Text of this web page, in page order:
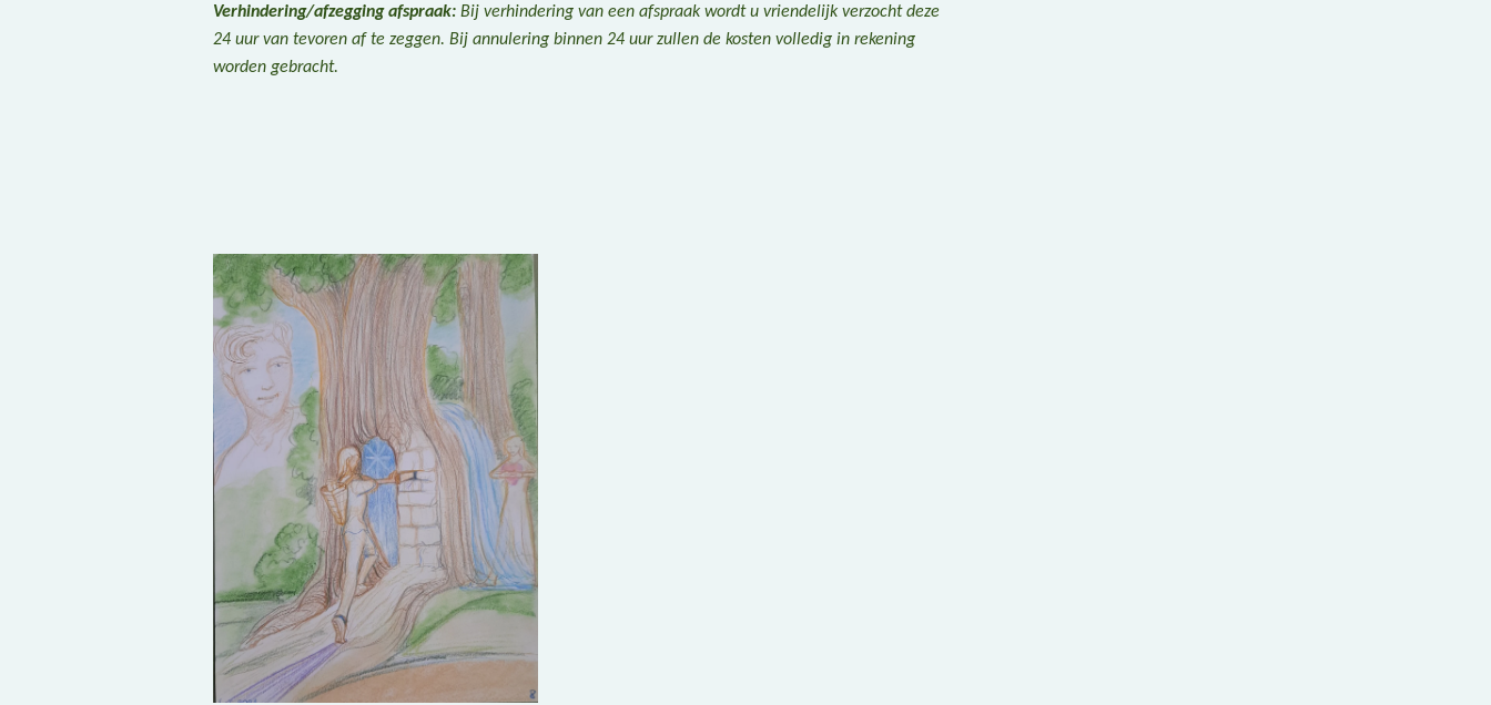
Verhindering/afzegging afspraak: Bij verhindering van een afspraak wordt u vriendelijk verzocht deze
24 uur van tevoren af te zeggen. Bij annulering binnen 24 uur zullen de kosten volledig in rekening
worden gebracht.